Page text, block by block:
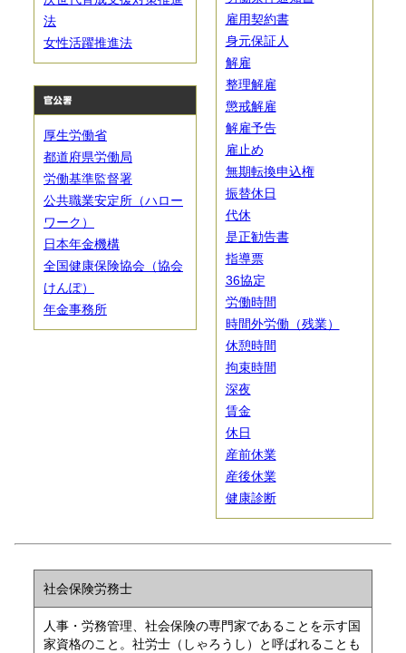
法
女性活躍推進法
厚生労働省
都道府県労働局
労働基準監督署
公共職業安定所（ハロー
ワーク）
日本年金機構
全国健康保険協会（協会
けんぽ）
年金事務所
雇用契約書
身元保証人
解雇
整理解雇
懲戒解雇
解雇予告
雇止め
無期転換申込権
振替休日
代休
是正勧告書
指導票
36協定
労働時間
時間外労働（残業）
休憩時間
拘束時間
深夜
賃金
休日
産前休業
産後休業
健康診断
社会保険労務士
人事・労務管理、社会保険の専門家であることを示す国
家資格のこと。社労士（しゃろうし）と呼ばれることも